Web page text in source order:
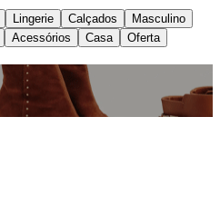
Lingerie Calçados
Masculino
Acessórios Casa Oferta